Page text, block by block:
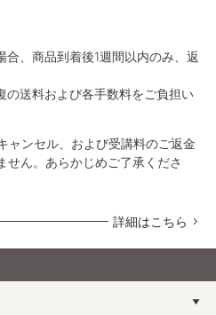
、商品到着後1週間以内のみ、返
送料および各手数料をご負担い
ンセル、および受講料のご返金
せん。あらかじめご了承くださ
詳細はこちら